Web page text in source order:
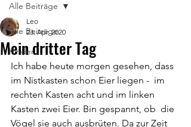
Alle Beiträge
Kinder
Alle Beiträge
Mein dritter Tag
Leo
23. Apr. 2020
Ich habe heute morgen gesehen, dass
im Nistkasten schon Eier liegen -  im
rechten Kasten acht und im linken
Kasten zwei Eier. Bin gespannt, ob  die
Vögel sie auch ausbrüten. Da zur Zeit